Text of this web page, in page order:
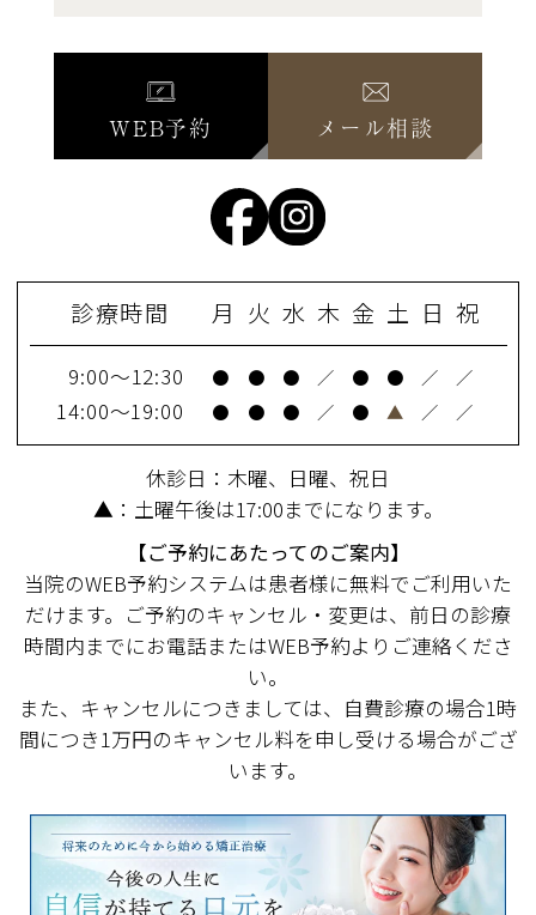
WEB予約 メール相談
診療時間 月 火 水 木 金 土 日 祝
9:00～12:30 ● ● ● ／ ● ● ／ ／
14:00～19:00 ● ● ● ／ ● ▲ ／ ／
休診日：木曜、日曜、祝日
▲：土曜午後は17:00までになります。
【ご予約にあたってのご案内】
当院のWEB予約システムは患者様に無料でご利用いた
だけます。ご予約のキャンセル・変更は、前日の診療
時間内までにお電話またはWEB予約よりご連絡くださ
い。
また、キャンセルにつきましては、自費診療の場合1時
間につき1万円のキャンセル料を申し受ける場合がござ
います。